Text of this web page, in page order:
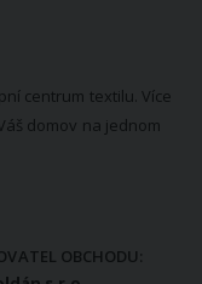
centrum textilu. Více
domov na jednom
OBCHODU: